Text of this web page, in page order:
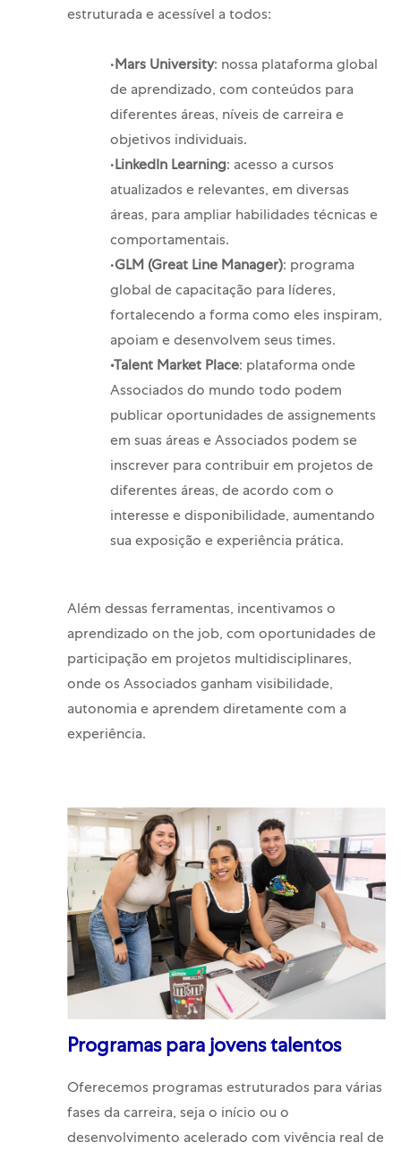
estruturada e acessível a todos:
•Mars University: nossa plataforma global
de aprendizado, com conteúdos para
diferentes áreas, níveis de carreira e
objetivos individuais.
•LinkedIn Learning: acesso a cursos
atualizados e relevantes, em diversas
áreas, para ampliar habilidades técnicas e
comportamentais.
•GLM (Great Line Manager): programa
global de capacitação para líderes,
fortalecendo a forma como eles inspiram,
apoiam e desenvolvem seus times.
•Talent Market Place: plataforma onde
Associados do mundo todo podem
publicar oportunidades de assignements
em suas áreas e Associados podem se
inscrever para contribuir em projetos de
diferentes áreas, de acordo com o
interesse e disponibilidade, aumentando
sua exposição e experiência prática.
Além dessas ferramentas, incentivamos o
aprendizado on the job, com oportunidades de
participação em projetos multidisciplinares,
onde os Associados ganham visibilidade,
autonomia e aprendem diretamente com a
experiência.
Programas para jovens talentos
Oferecemos programas estruturados para várias
fases da carreira, seja o início ou o
desenvolvimento acelerado com vivência real de